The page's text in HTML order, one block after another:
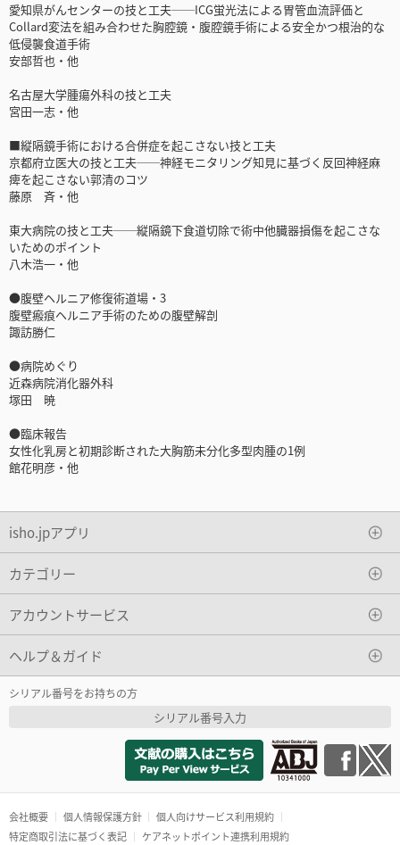
愛知県がんセンターの技と工夫──ICG蛍光法による胃管血流評価と
Collard変法を組み合わせた胸腔鏡・腹腔鏡手術による安全かつ根治的な
低侵襲食道手術
安部哲也・他
名古屋大学腫瘍外科の技と工夫
宮田一志・他
■縦隔鏡手術における合併症を起こさない技と工夫
京都府立医大の技と工夫──神経モニタリング知見に基づく反回神経麻
痺を起こさない郭清のコツ
藤原 斉・他
東大病院の技と工夫──縦隔鏡下食道切除で術中他臓器損傷を起こさな
いためのポイント
八木浩一・他
●腹壁ヘルニア修復術道場・3
腹壁瘢痕ヘルニア手術のための腹壁解剖
諏訪勝仁
●病院めぐり
近森病院消化器外科
塚田 暁
●臨床報告
女性化乳房と初期診断された大胸筋未分化多型肉腫の1例
館花明彦・他
isho.jpアプリ
カテゴリー
アカウントサービス
ヘルプ＆ガイド
シリアル番号をお持ちの方
シリアル番号入力
会社概要 個人情報保護方針
個人向けサービス利用規約
特定商取引法に基づく表記
ケアネットポイント連携利用規約